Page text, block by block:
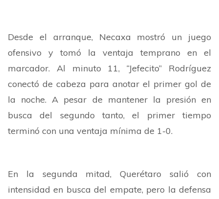
Desde el arranque, Necaxa mostró un juego
ofensivo y tomó la ventaja temprano en el
marcador. Al minuto 11, “Jefecito” Rodríguez
conectó de cabeza para anotar el primer gol de
la noche. A pesar de mantener la presión en
busca del segundo tanto, el primer tiempo
terminó con una ventaja mínima de 1-0.
En la segunda mitad, Querétaro salió con
intensidad en busca del empate, pero la defensa